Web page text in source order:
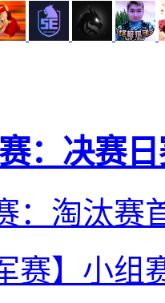
：决赛
：淘汰赛
赛】小